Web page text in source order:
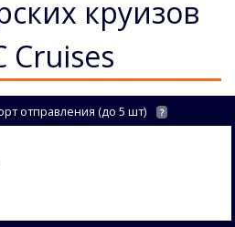
круизов
Cruises
отправления (до 5 шт) ?